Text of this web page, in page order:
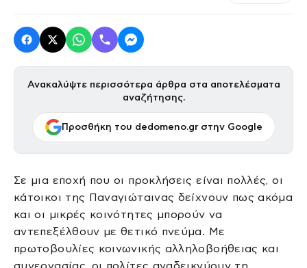
Ανακαλύψτε περισσότερα άρθρα στα αποτελέσματα
αναζήτησης.
Προσθήκη του dedomeno.gr στην Google
Σε μια εποχή που οι προκλήσεις είναι πολλές, οι
κάτοικοι της Παναγιώταινας δείχνουν πως ακόμα
και οι μικρές κοινότητες μπορούν να
αντεπεξέλθουν με θετικό πνεύμα. Με
πρωτοβουλίες κοινωνικής αλληλοβοήθειας και
συνεργασίας, οι πολίτες αναδεικνύουν τη